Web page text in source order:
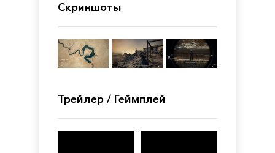
Скриншоты
Трейлер / Геймплей